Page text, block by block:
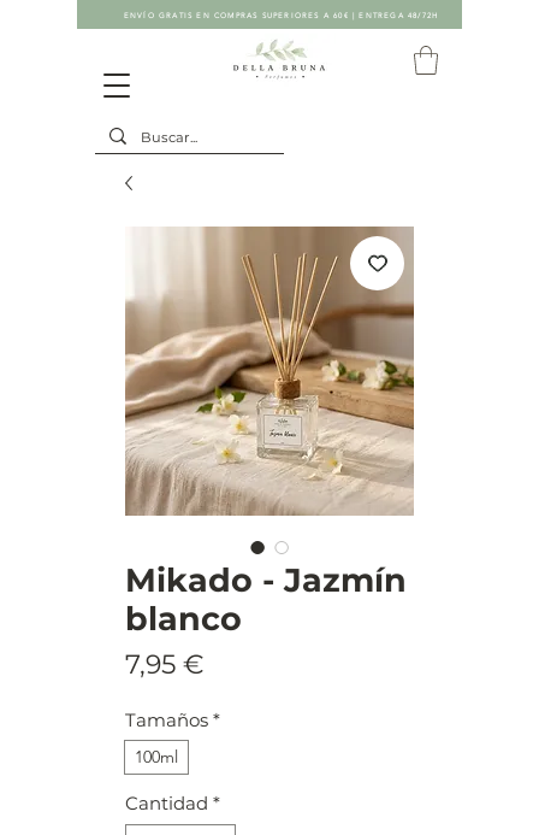
ENVÍO GRATIS EN COMPRAS SUPERIORES A 60€ | ENTREGA 48/72H
Mikado - Jazmín
blanco
7,95 €
Tamaños *
100ml
Cantidad *